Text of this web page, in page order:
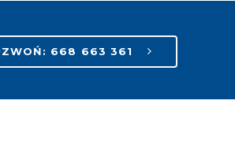
668 663 361